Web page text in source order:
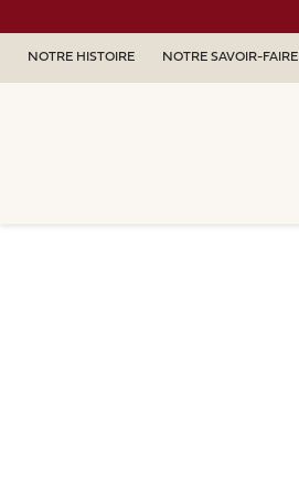
NOTRE HISTOIRE NOTRE SAVOIR-FAIRE